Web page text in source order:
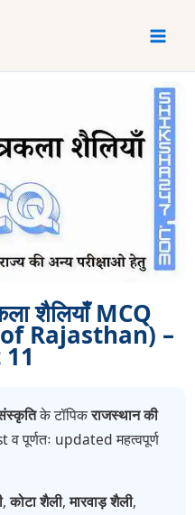
शैलियाँ MCQ
Rajasthan) –
के टॉपिकराजस्थान की
पूर्णतः updated महत्वपूर्ण
,कोटा शैली,मारवाड़ शैली,